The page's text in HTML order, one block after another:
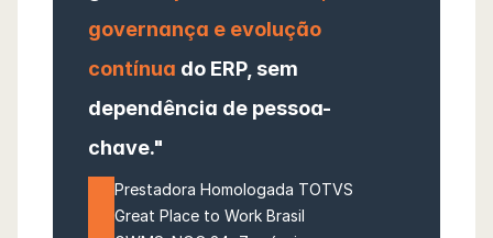
governança e evolução
contínua do ERP, sem
dependência de pessoa-
chave."
Prestadora Homologada TOTVS
Great Place to Work Brasil